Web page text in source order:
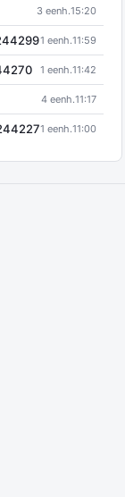
3 eenh.15:20
1 eenh.11:59
1 eenh.11:42
4 eenh.11:17
1 eenh.11:00